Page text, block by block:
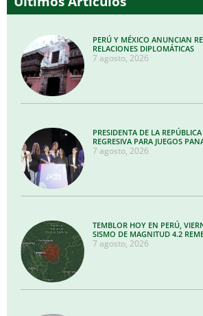
PERÚ Y MÉXICO ANUNCIAN
RELACIONES DIPLOMÁTICAS
7 agosto, 2026
PRESIDENTA DE LA
REGRESIVA PARA JUEGOS
7 agosto, 2026
TEMBLOR HOY EN PERÚ,
SISMO DE MAGNITUD 4.2
7 agosto, 2026